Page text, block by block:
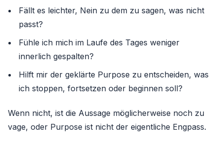
Fällt es leichter, Nein zu dem zu sagen, was nicht
passt?
Fühle ich mich im Laufe des Tages weniger
innerlich gespalten?
Hilft mir der geklärte Purpose zu entscheiden, was
ich stoppen, fortsetzen oder beginnen soll?
Wenn nicht, ist die Aussage möglicherweise noch zu
vage, oder Purpose ist nicht der eigentliche Engpass.